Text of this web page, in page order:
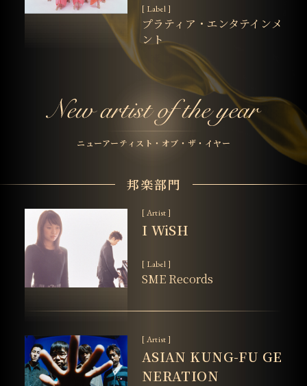
[ Label ]
プラティア・エンタテインメ
ント
ニューアーティスト・オブ・ザ・イヤー
邦楽部門
[ Artist ]
I WiSH
[ Label ]
SME Records
[ Artist ]
ASIAN KUNG-FU GE
NERATION